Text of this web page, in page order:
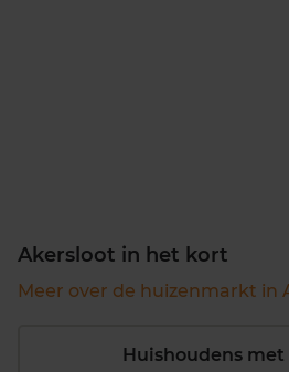
Akersloot in het kort
Meer over de huizenmarkt in
Huishoudens